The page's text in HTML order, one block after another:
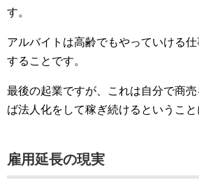
す。
アルバイトは高齢でもやっていける
することです。
最後の起業ですが、これは自分で商
ば法人化をして稼ぎ続けるということ
雇用延長の現実